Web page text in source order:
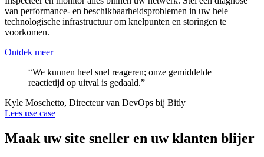
van performance- en beschikbaarheidsproblemen in uw hele
technologische infrastructuur om knelpunten en storingen te
voorkomen.
Ontdek meer
“We kunnen heel snel reageren; onze gemiddelde
reactietijd op uitval is gedaald.”
Kyle Moschetto, Directeur van DevOps bij Bitly
Lees use case
Maak uw site sneller en uw klanten blijer